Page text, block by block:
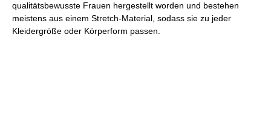
qualitätsbewusste Frauen hergestellt worden und bestehen
meistens aus einem Stretch-Material, sodass sie zu jeder
Kleidergröße oder Körperform passen.